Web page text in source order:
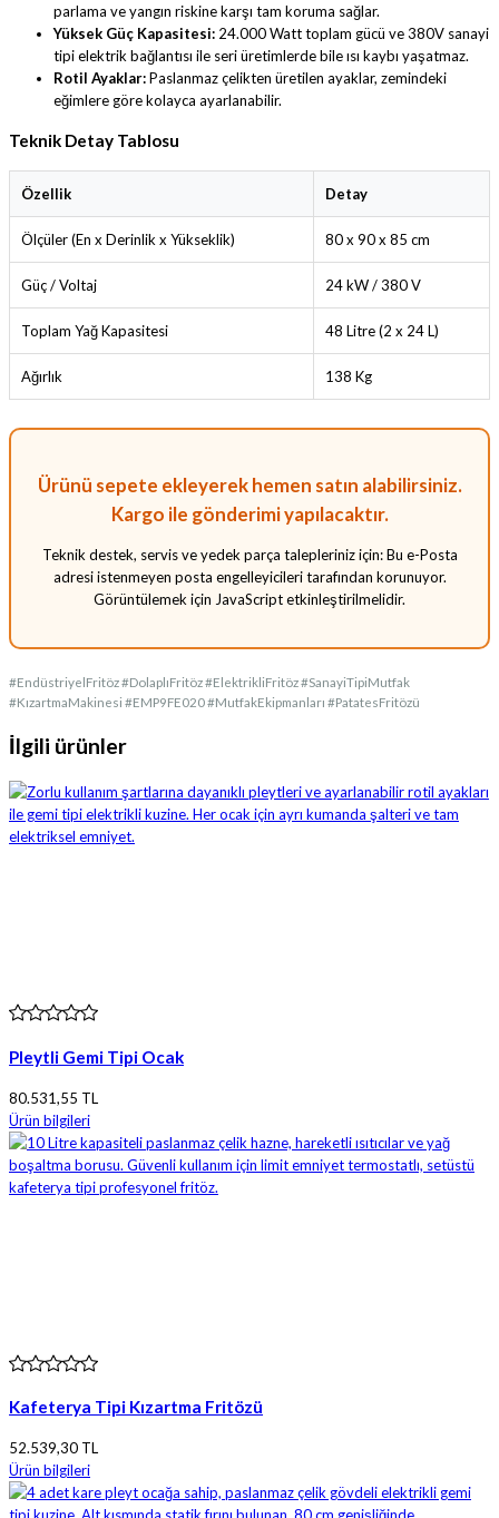
parlama ve yangın riskine karşı tam koruma sağlar.
Yüksek Güç Kapasitesi: 24.000 Watt toplam gücü ve 380V sanayi
tipi elektrik bağlantısı ile seri üretimlerde bile ısı kaybı yaşatmaz.
Rotil Ayaklar:Paslanmaz çelikten üretilen ayaklar, zemindeki
eğimlere göre kolayca ayarlanabilir.
Teknik Detay Tablosu
Özellik Detay
Ölçüler (En x Derinlik x Yükseklik) 80 x 90 x 85 cm
Güç / Voltaj 24 kW / 380 V
Toplam Yağ Kapasitesi 48 Litre (2 x 24 L)
Ağırlık 138 Kg
Ürünü sepete ekleyerek hemen satın alabilirsiniz.
Kargo ile gönderimi yapılacaktır.
Teknik destek, servis ve yedek parça talepleriniz için:Bu e-Posta
adresi istenmeyen posta engelleyicileri tarafından korunuyor.
Görüntülemek için JavaScript etkinleştirilmelidir.
#EndüstriyelFritöz #DolaplıFritöz #ElektrikliFritöz #SanayiTipiMutfak
#KızartmaMakinesi #EMP9FE020 #MutfakEkipmanları #PatatesFritözü
İlgili ürünler
Pleytli Gemi Tipi Ocak
80.531,55 TL
Ürün bilgileri
Kafeterya Tipi Kızartma Fritözü
52.539,30 TL
Ürün bilgileri